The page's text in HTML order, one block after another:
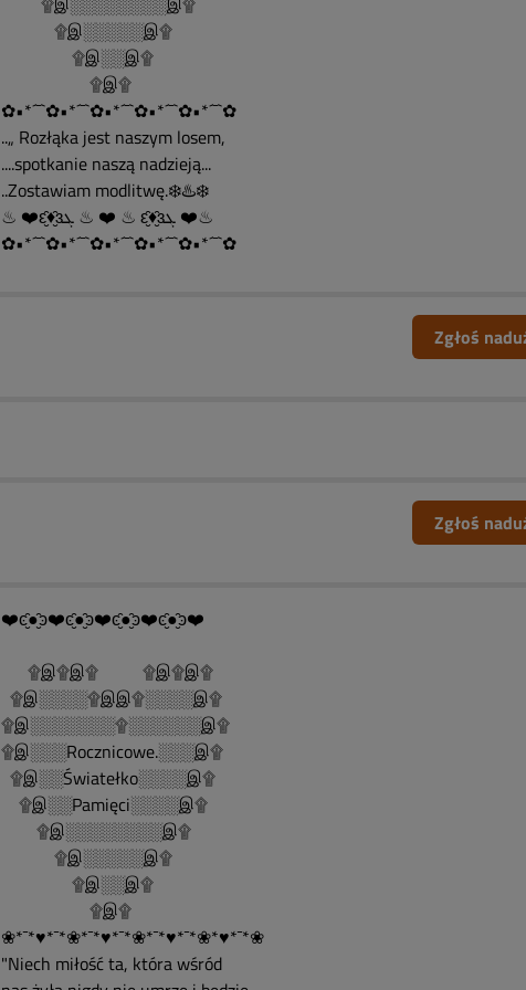
۩இ░░░░░இ۩
۩இ░░இ۩
۩இ۩
✿•*´¯`✿•*´¯`✿•*´¯`✿•*´¯`✿•*´¯`✿
..„ Rozłąka jest naszym losem,
....spotkanie naszą nadzieją...
..Zostawiam modlitwę.❄️♨️❄️
♨ ❤️ԑ̮̑♦̮̑ɜܓ ♨ ❤️ ♨ ԑ̮̑♦̮̑ɜܓ ❤️♨
✿•*´¯`✿•*´¯`✿•*´¯`✿•*´¯`✿•*´¯`✿
Zgłoś
Zgłoś
❤️ͼ̮̑●̮̑ͽ❤️ͼ̮̑●̮̑ͽ❤️ͼ̮̑●̮̑ͽ❤️ͼ̮̑●̮̑ͽ❤️
۩இ۩இ۩ ۩இ۩இ۩
۩இ░░░░۩இஇ۩░░░░இ۩
۩இ░░░░░░░۩░░░░░░இ۩
۩இ░░░Rocznicowe.░░░இ۩
۩இ░░Światełko░░░░இ۩
۩இ░░Pamięci░░░░இ۩
۩இ░░░░░░░░இ۩
۩இ░░░░░இ۩
۩இ░░இ۩
۩இ۩
❀*¯*♥*¯*❀*¯*♥*¯*❀*¯*♥*¯*❀*♥*¯*❀
"Niech miłość ta, która wśród